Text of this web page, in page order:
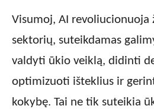
Visumoj, AI revoliucionuoja
sektorių, suteikdamas
valdyti ūkio veiklą, didinti
optimizuoti išteklius ir
kokybę. Tai ne tik suteikia